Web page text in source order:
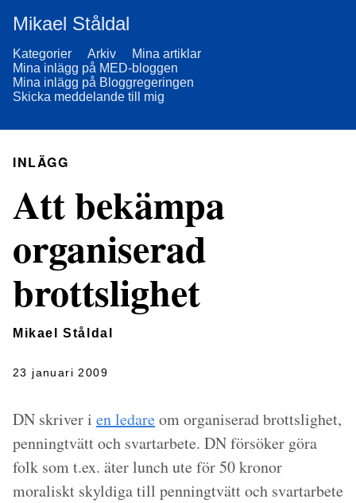
Mikael Ståldal
Kategorier Arkiv
Mina artiklar
Mina inlägg på MED-bloggen
Mina inlägg på Bloggregeringen
Skicka meddelande till mig
INLÄGG
Att bekämpa
organiserad
brottslighet
Mikael Ståldal
23 januari 2009
DN skriver i en ledareom organiserad brottslighet,
penningtvätt och svartarbete. DN försöker göra
folk som t.ex. äter lunch ute för 50 kronor
moraliskt skyldiga till penningtvätt och svartarbete